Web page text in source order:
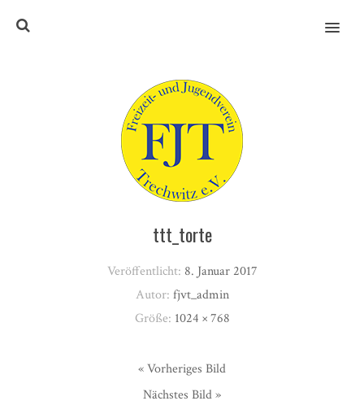
MENU
ttt_torte
Veröffentlicht: 8. Januar 2017
Autor: fjvt_admin
Größe: 1024 × 768
« Vorheriges Bild
Nächstes Bild »